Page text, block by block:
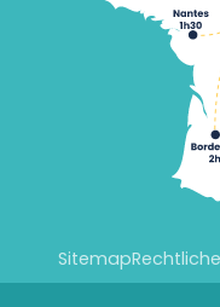
Sitemap